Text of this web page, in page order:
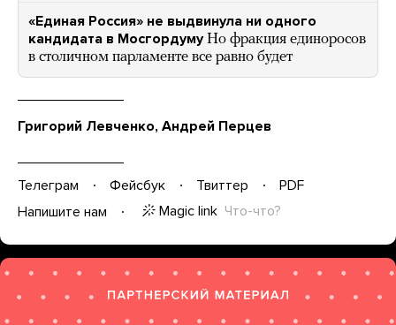
«Единая Россия» не выдвинула ни одного
кандидата в Мосгордуму Но фракция единоросов
в столичном парламенте все равно будет
Григорий Левченко, Андрей Перцев
Телеграм Фейсбук Твиттер
PDF
Напишите нам
Magic link Что-что?